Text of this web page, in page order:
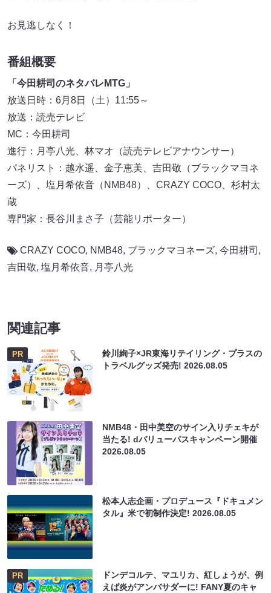
お見逃しなく！
番組概要
「今田耕司のネタバレMTG」
放送日時：6月8日（土）11:55～
放送：読売テレビ
MC：今田耕司
進行：月亭八光、林マオ（読売テレビアナウンサー）
パネリスト：越水遥、金子恵美、吉田敬（ブラックマヨネ
ーズ）、塩月希依音（NMB48）、CRAZY COCO、杉村太
蔵
専門家：長谷川まさ子（芸能リポーター）
CRAZY COCO, NMB48, ブラックマヨネーズ, 今田耕司 ,
吉田敬, 塩月希依音, 月亭八光
関連記事
PR
鈴川絢子×JR東海リテイリング・プラスの
トラベルグッズ発売!2026.08.05
NMB48・田中美空のサイン入りチェキが
当たる! dバリューパスキャンペーン開催
2026.08.05
松本人志企画・プロデュース『ドキュメン
タル』米で初制作決定!2026.08.05
PR
ドンデコルテ、マユリカ、紅しょうが、例
えば炎がアンバサダーに! FANY夏のキャ